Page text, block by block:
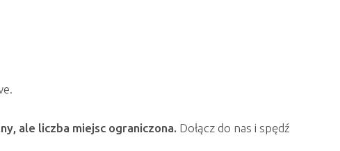
ale liczba miejsc ograniczona. Dołącz do nas i spędź